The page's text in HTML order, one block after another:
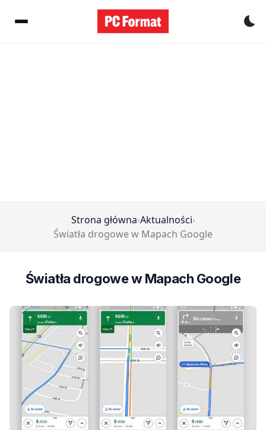
Strona główna›Aktualności›
Światła drogowe w Mapach Google
Światła drogowe w Mapach Google